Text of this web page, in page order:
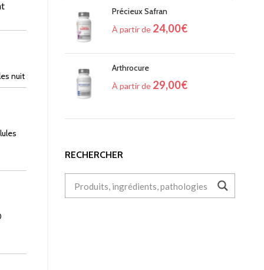
nuit
Précieux Safran
À partir de 24,00€
Arthrocure
À partir de 29,00€
RECHERCHER